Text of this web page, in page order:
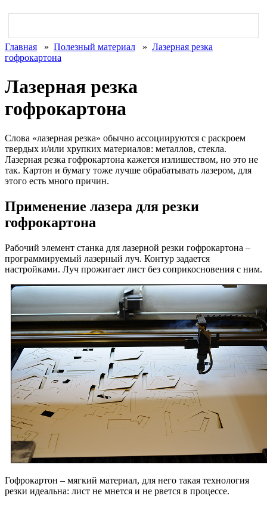
Главная » Полезный материал » Лазерная резка
гофрокартона
Лазерная резка
гофрокартона
Слова «лазерная резка» обычно ассоциируются с раскроем
твердых и/или хрупких материалов: металлов, стекла.
Лазерная резка гофрокартона кажется излишеством, но это не
так. Картон и бумагу тоже лучше обрабатывать лазером, для
этого есть много причин.
Применение лазера для резки
гофрокартона
Рабочий элемент станка для лазерной резки гофрокартона –
программируемый лазерный луч. Контур задается
настройками. Луч прожигает лист без соприкосновения с ним.
Гофрокартон – мягкий материал, для него такая технология
резки идеальна: лист не мнется и не рвется в процессе.